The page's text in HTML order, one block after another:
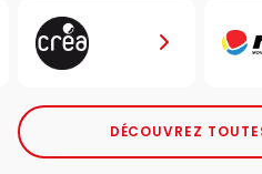
DÉCOUVREZ